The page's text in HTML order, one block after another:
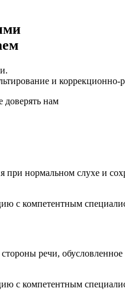
и
при нормальном слухе и
с компетентным
речи,
с компетентным